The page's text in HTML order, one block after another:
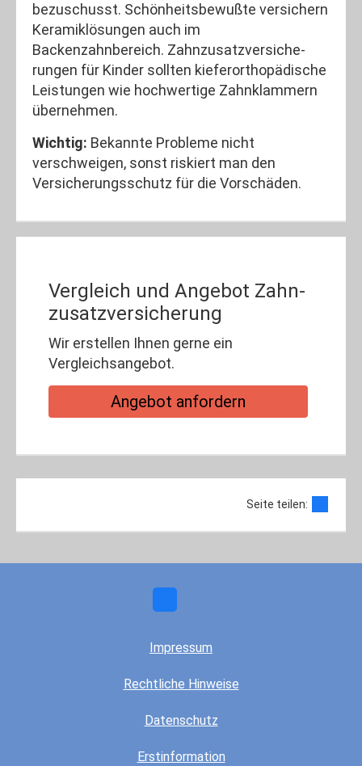
bezuschusst. Schönheitsbewußte ver­sichern
Keramiklösungen auch im
Backenzahnbereich. Zahn­zu­satz­ver­si­che­
rungen für Kinder sollten kieferorthopädische
Leistungen wie hochwertige Zahnklammern
übernehmen.
Wichtig: Bekannte Probleme nicht
verschweigen, sonst riskiert man den
Versicherungsschutz für die Vorschäden.
Vergleich und Angebot Zahn­
zu­satz­ver­si­che­rung
Wir erstellen Ihnen gerne ein
Vergleichsangebot.
An­ge­bot an­for­dern
Seite teilen:
Impressum
Rechtliche Hinweise
Datenschutz
Erstinformation